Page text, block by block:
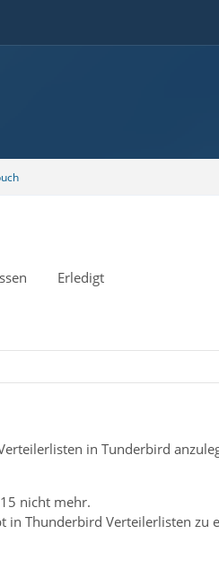
Erledigt
in Tunderbird
nicht mehr.
in Thunderbird Verteilerlisten zu